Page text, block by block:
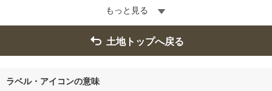
もっと見る
土地トップへ戻る
ラベル・アイコンの意味